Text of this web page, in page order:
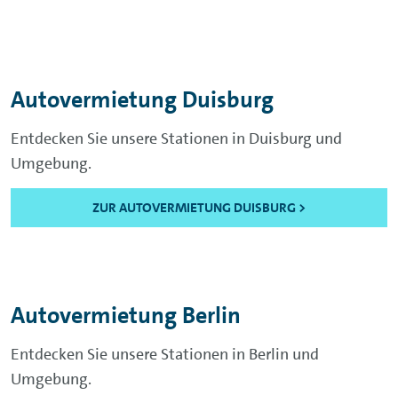
Autovermietung Duisburg
Entdecken Sie unsere Stationen in Duisburg und
Umgebung.
ZUR AUTOVERMIETUNG DUISBURG >
Autovermietung Berlin
Entdecken Sie unsere Stationen in Berlin und
Umgebung.